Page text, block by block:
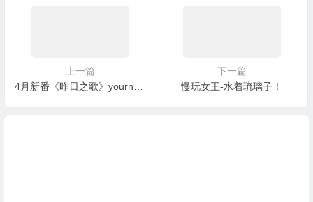
上一篇
4月新番《昨日之歌》yourness演唱片尾曲 超长PV公开 漫画番外将在《GRANDJUMP》刊载
下一篇
慢玩女王-水着琉璃子！